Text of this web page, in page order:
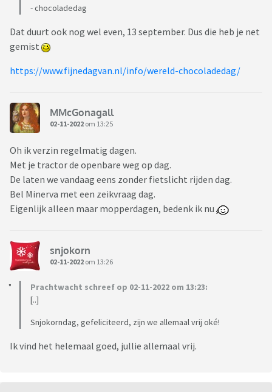
- chocoladedag
Dat duurt ook nog wel even, 13 september. Dus die heb je net
gemist
https://www.fijnedagvan.nl/info/wereld-chocoladedag/
MMcGonagall
02-11-2022 om 13:25
Oh ik verzin regelmatig dagen.
Met je tractor de openbare weg op dag.
De laten we vandaag eens zonder fietslicht rijden dag.
Bel Minerva met een zeikvraag dag.
Eigenlijk alleen maar mopperdagen, bedenk ik nu
snjokorn
02-11-2022 om 13:26
Prachtwacht schreef op 02-11-2022 om 13:23:
[..]
Snjokorndag, gefeliciteerd, zijn we allemaal vrij oké!
Ik vind het helemaal goed, jullie allemaal vrij.